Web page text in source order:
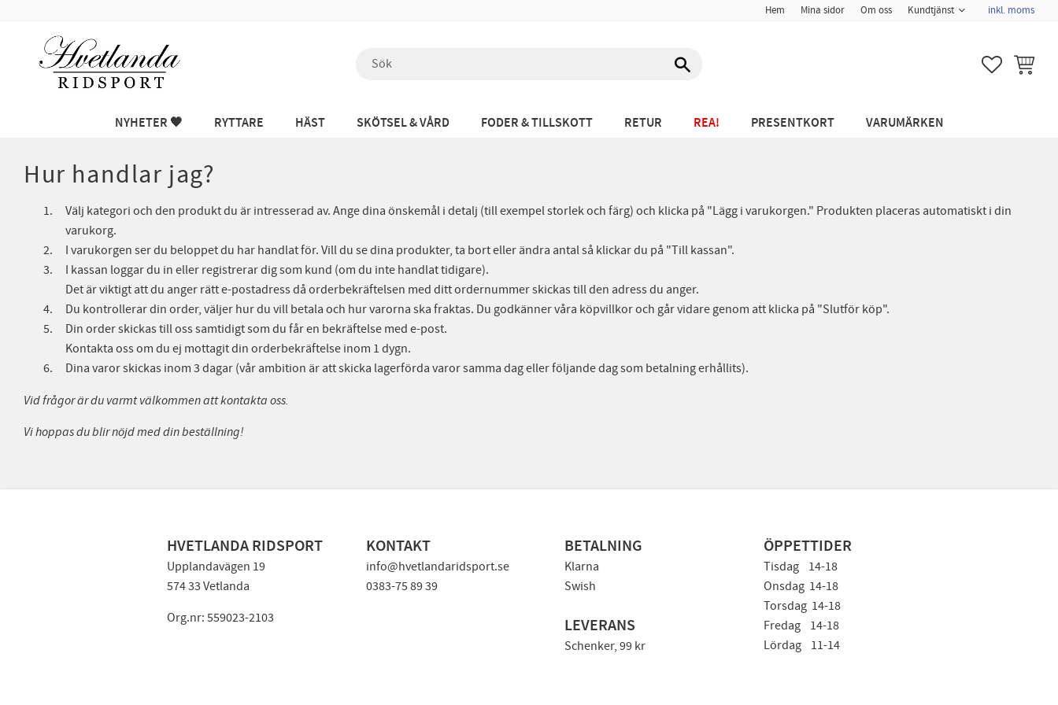
Hem Mina sidor Om oss Kundtjänst inkl. moms
FAVORITER
NYHETER 🖤 RYTTARE HÄST SKÖTSEL & VÅRD FODER & TILLSKOTT RETUR REA! PRESENTKORT VARUMÄRKEN
Hur handlar jag?
Välj kategori och den produkt du är intresserad av. Ange dina önskemål i detalj (till exempel storlek och färg) och klicka på "Lägg i varukorgen." Produkten placeras automatiskt i din
varukorg.
I varukorgen ser du beloppet du har handlat för. Vill du se dina produkter, ta bort eller ändra antal så klickar du på "Till kassan".
I kassan loggar du in eller registrerar dig som kund (om du inte handlat tidigare).
Det är viktigt att du anger rätt e-postadress då orderbekräftelsen med ditt ordernummer skickas till den adress du anger.
Du kontrollerar din order, väljer hur du vill betala och hur varorna ska fraktas. Du godkänner våra köpvillkor och går vidare genom att klicka på "Slutför köp".
Din order skickas till oss samtidigt som du får en bekräftelse med e-post.
Kontakta oss om du ej mottagit din orderbekräftelse inom 1 dygn.
Dina varor skickas inom 3 dagar (vår ambition är att skicka lagerförda varor samma dag eller följande dag som betalning erhållits).
Vid frågor är du varmt välkommen att kontakta oss.
Vi hoppas du blir nöjd med din beställning!
HVETLANDA RIDSPORT
Upplandavägen 19
574 33 Vetlanda
Org.nr: 559023-2103
KONTAKT
info@hvetlandaridsport.se
0383-75 89 39
BETALNING
Klarna
Swish
LEVERANS
Schenker, 99 kr
ÖPPETTIDER
Tisdag 14-18
Onsdag 14-18
Torsdag 14-18
Fredag 14-18
Lördag 11-14